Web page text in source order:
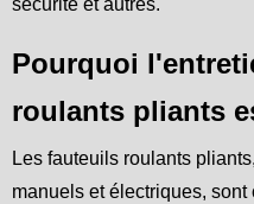
sécurité et autres.
Pourquoi
roulants pliants
Les fauteuils roulants
manuels et électriques,